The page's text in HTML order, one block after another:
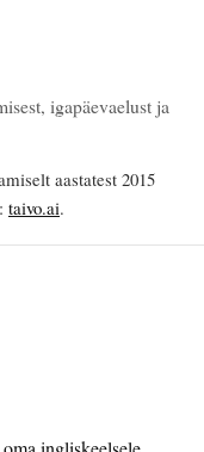
igapäevaelust ja
aastatest 2015
taivo.ai.